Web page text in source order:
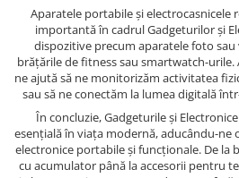
Aparatele portabile și electrocasnicele
importantă în cadrul Gadgeturilor și
dispozitive precum aparatele foto
brățările de fitness sau smartwatch-
ne ajută să ne monitorizăm activitatea
sau să ne conectăm la lumea digitală
În concluzie, Gadgeturile și
esențială în viața modernă, aducându-
electronice portabile și funcționale. De la
cu acumulator până la accesorii pentru